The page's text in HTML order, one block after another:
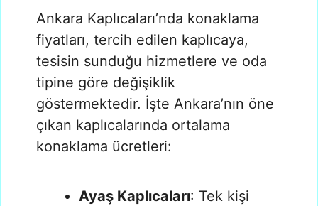
Ankara Kaplıcaları’nda konaklama
fiyatları, tercih edilen kaplıcaya,
tesisin sunduğu hizmetlere ve oda
tipine göre değişiklik
göstermektedir. İşte Ankara’nın öne
çıkan kaplıcalarında ortalama
konaklama ücretleri:
Ayaş Kaplıcaları: Tek kişi